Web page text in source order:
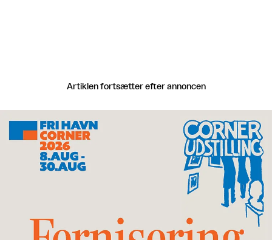
Artiklen fortsætter efter annoncen